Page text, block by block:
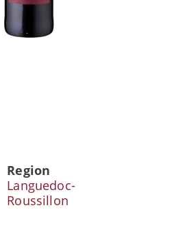
Region
Languedoc-
Roussillon